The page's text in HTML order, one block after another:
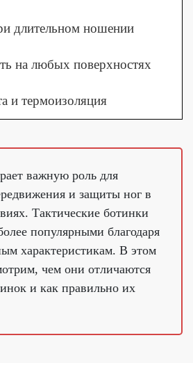
длительном ношении
на любых поверхностях
и термоизоляция
важную роль для
и защиты ног в
Тактические ботинки
популярными благодаря
характеристикам. В этом
чем они отличаются
и как правильно их